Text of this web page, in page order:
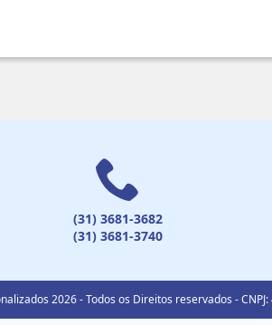
(31) 3681-3682
(31) 3681-3740
2026 - Todos os Direitos reservados -